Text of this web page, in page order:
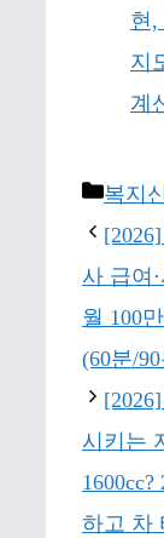
현,
지
계
복지
사 급여
월 100
(60분/
시키는
1600cc?
하고 차